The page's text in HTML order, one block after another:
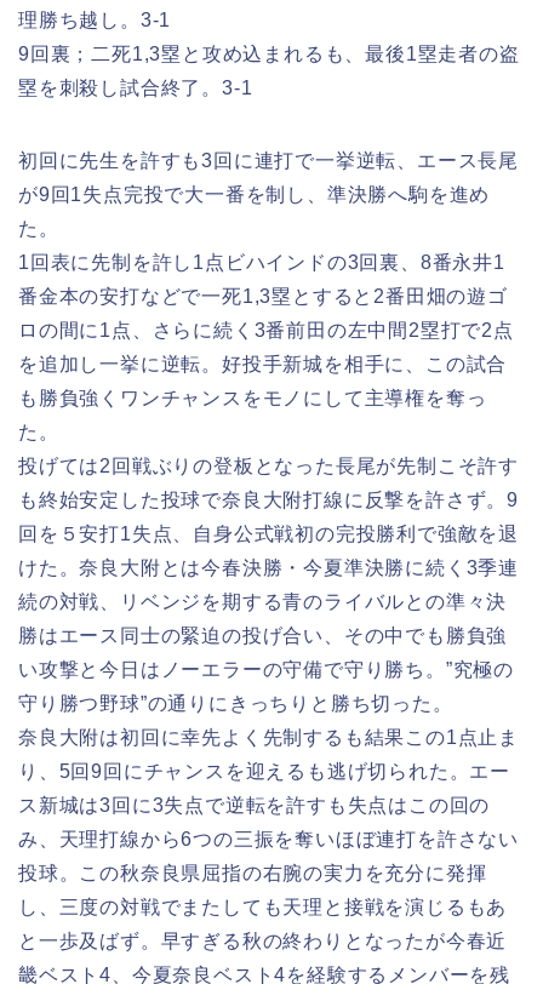
理勝ち越し。3-1
9回裏；二死1,3塁と攻め込まれるも、最後1塁走者の盗
塁を刺殺し試合終了。3-1
初回に先生を許すも3回に連打で一挙逆転、エース長尾
が9回1失点完投で大一番を制し、 準決勝へ駒を進め
た。
1回表に先制を許し1点ビハインドの3回裏、8番永井1
番金本の安打などで一死1,3塁とすると2番田畑の遊ゴ
ロの間に1点、さらに続く3番前田の左中間2塁打で2点
を追加し一挙に逆転。好投手新城を相手に、この試合
も勝負強くワンチャンスをモノにして主導権を奪っ
た。
投げては2回戦ぶりの登板となった長尾が先制こそ許す
も終始安定した投球で奈良大附打線に反撃を許さず。9
回を５安打1失点、自身公式戦初の完投勝利で強敵を退
けた。奈良大附とは今春決勝・今夏準決勝に続く3季連
続の対戦、リベンジを期する青のライバルとの準々決
勝はエース同士の緊迫の投げ合い、その中でも勝負強
い攻撃と今日はノーエラーの守備で守り勝ち。”究極の
守り勝つ野球”の通りにきっちりと勝ち切った。
奈良大附は初回に幸先よく先制するも結果この1点止ま
り、5回9回にチャンスを迎えるも逃げ切られた。エー
ス新城は3回に3失点で逆転を許すも失点はこの回の
み、天理打線から6つの三振を奪いほぼ連打を許さない
投球。この秋奈良県屈指の右腕の実力を充分に発揮
し、三度の対戦でまたしても天理と接戦を演じるもあ
と一歩及ばず。早すぎる秋の終わりとなったが今春近
畿ベスト4、今夏奈良ベスト4を経験するメンバーを残